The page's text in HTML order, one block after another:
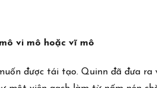
vi mô hoặc vĩ mô
được tái tạo. Quinn đã đưa